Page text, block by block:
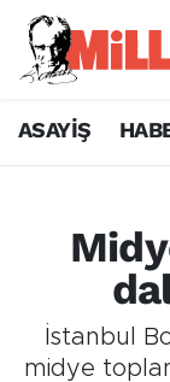
ASAYİŞ
İstanbul
midye